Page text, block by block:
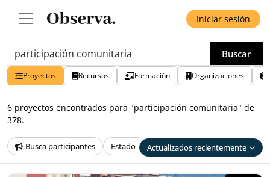
Iniciar sesión
Buscar
Proyectos Recursos Formación Organizaciones
6 proyectos encontrados para "participación comunitaria" de
378.
Busca participantes Estado País Provincia
Actualizados recientemente